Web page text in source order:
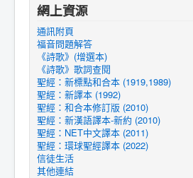
網上資源
通訊附頁
福音問題解答
《詩歌》(增選本)
《詩歌》歌詞查閱
聖經：新標點和合本 (1919,1989)
聖經：新譯本 (1992)
聖經：和合本修訂版 (2010)
聖經：新漢語譯本-新約 (2010)
聖經：NET中文譯本 (2011)
聖經：環球聖經譯本 (2022)
信徒生活
其他連結